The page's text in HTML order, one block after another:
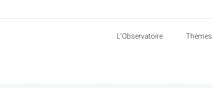
L’Observatoire Thèmes